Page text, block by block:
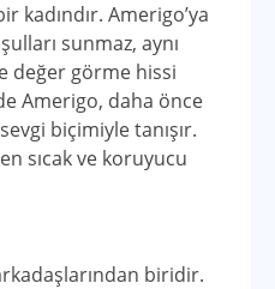
kadındır. Amerigo’ya
sunmaz, aynı
değer görme hissi
Amerigo, daha önce
biçimiyle tanışır.
sıcak ve koruyucu
biridir.